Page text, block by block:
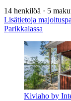
14 henkilöä · 5
Lisätietoja
Parikkalassa
Kiviaho by